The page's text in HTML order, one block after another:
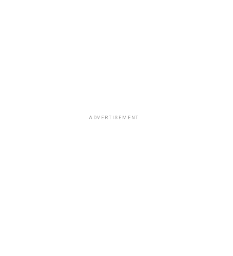
ADVERTISEMENT